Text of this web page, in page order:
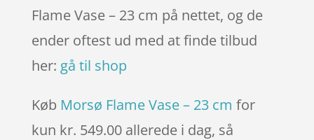
Flame Vase – 23 cm på nettet, og de
ender oftest ud med at finde tilbud
her: gå til shop
Køb Morsø Flame Vase – 23 cm for
kun kr. 549.00 allerede i dag, så